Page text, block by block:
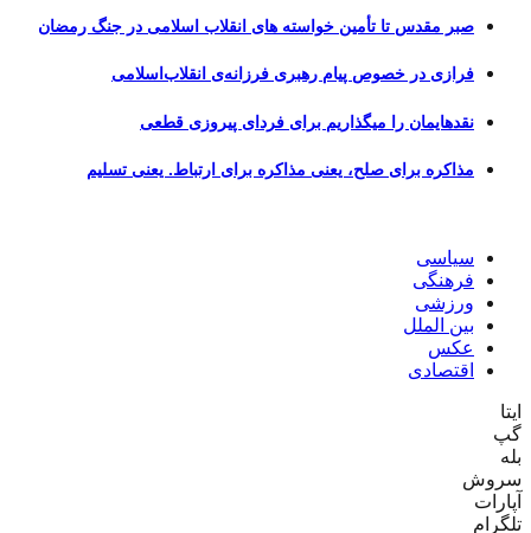
صبر مقدس تا تأمین خواسته های انقلاب اسلامی در جنگ رمضان
فرازی در خصوص پیام رهبری فرزانه‌ی انقلاب‌اسلامی
نقدهایمان را میگذاریم برای فردای پیروزی قطعی
مذاکره برای صلح، یعنی مذاکره برای ارتباط. یعنی تسلیم
سیاسی
فرهنگی
ورزشی
بین الملل
عکس
اقتصادی
ایتا
گپ
بله
سروش
آپارات
تلگرام